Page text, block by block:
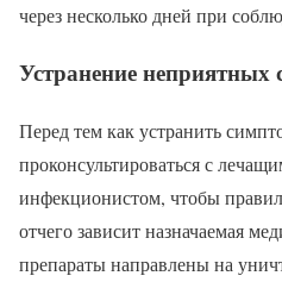
через несколько дней при
Устранение неприятных
Перед тем как устранить
проконсультироваться с
инфекционистом, чтобы
отчего зависит назначаемая
препараты направлены на